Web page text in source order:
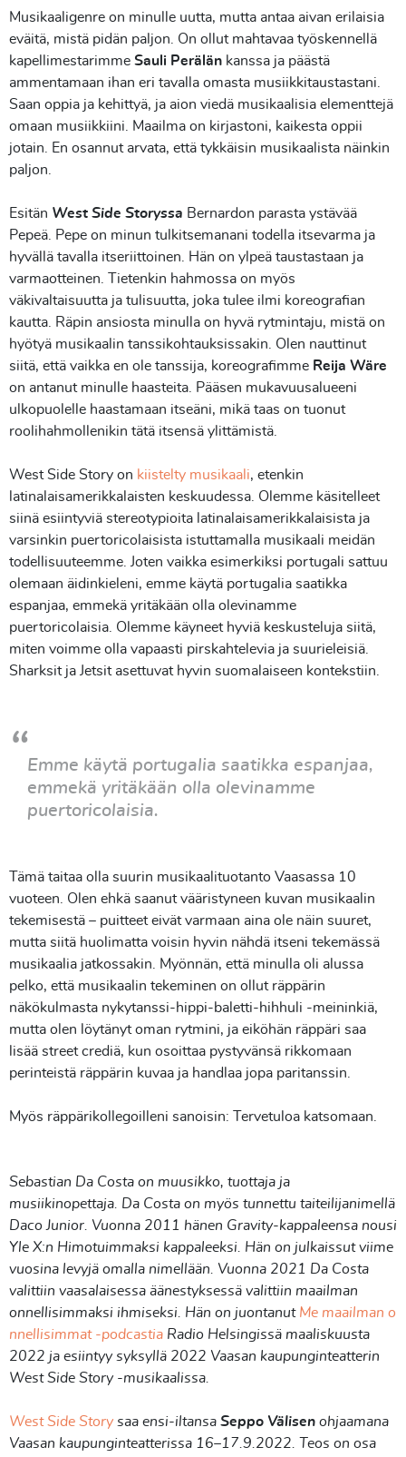
Musikaaligenre on minulle uutta, mutta antaa aivan erilaisia
eväitä, mistä pidän paljon. On ollut mahtavaa työskennellä
kapellimestarimme Sauli Perälän kanssa ja päästä
ammentamaan ihan eri tavalla omasta musiikkitaustastani.
Saan oppia ja kehittyä, ja aion viedä musikaalisia elementtejä
omaan musiikkiini. Maailma on kirjastoni, kaikesta oppii
jotain. En osannut arvata, että tykkäisin musikaalista näinkin
paljon.
Esitän West Side Storyssa Bernardon parasta ystävää
Pepeä. Pepe on minun tulkitsemanani todella itsevarma ja
hyvällä tavalla itseriittoinen. Hän on ylpeä taustastaan ja
varmaotteinen. Tietenkin hahmossa on myös
väkivaltaisuutta ja tulisuutta, joka tulee ilmi koreografian
kautta. Räpin ansiosta minulla on hyvä rytmintaju, mistä on
hyötyä musikaalin tanssikohtauksissakin. Olen nauttinut
siitä, että vaikka en ole tanssija, koreografimme Reija Wäre
on antanut minulle haasteita. Pääsen mukavuusalueeni
ulkopuolelle haastamaan itseäni, mikä taas on tuonut
roolihahmollenikin tätä itsensä ylittämistä.
West Side Story on kiistelty musikaali, etenkin
latinalaisamerikkalaisten keskuudessa. Olemme käsitelleet
siinä esiintyviä stereotypioita latinalaisamerikkalaisista ja
varsinkin puertoricolaisista istuttamalla musikaali meidän
todellisuuteemme. Joten vaikka esimerkiksi portugali sattuu
olemaan äidinkieleni, emme käytä portugalia saatikka
espanjaa, emmekä yritäkään olla olevinamme
puertoricolaisia. Olemme käyneet hyviä keskusteluja siitä,
miten voimme olla vapaasti pirskahtelevia ja suurieleisiä.
Sharksit ja Jetsit asettuvat hyvin suomalaiseen kontekstiin.
Emme käytä portugalia saatikka espanjaa,
emmekä yritäkään olla olevinamme
puertoricolaisia.
Tämä taitaa olla suurin musikaalituotanto Vaasassa 10
vuoteen. Olen ehkä saanut vääristyneen kuvan musikaalin
tekemisestä – puitteet eivät varmaan aina ole näin suuret,
mutta siitä huolimatta voisin hyvin nähdä itseni tekemässä
musikaalia jatkossakin. Myönnän, että minulla oli alussa
pelko, että musikaalin tekeminen on ollut räppärin
näkökulmasta nykytanssi-hippi-baletti-hihhuli -meininkiä,
mutta olen löytänyt oman rytmini, ja eiköhän räppäri saa
lisää street crediä, kun osoittaa pystyvänsä rikkomaan
perinteistä räppärin kuvaa ja handlaa jopa paritanssin.
Myös räppärikollegoilleni sanoisin: Tervetuloa katsomaan.
Sebastian Da Costa on muusikko, tuottaja ja
musiikinopettaja. Da Costa on myös tunnettu taiteilijanimellä
Daco Junior. Vuonna 2011 hänen Gravity-kappaleensa nousi
Yle X:n Himotuimmaksi kappaleeksi. Hän on julkaissut viime
vuosina levyjä omalla nimellään. Vuonna 2021 Da Costa
valittiin vaasalaisessa äänestyksessä valittiin maailman
onnellisimmaksi ihmiseksi. Hän on juontanut Me maailman o
nnellisimmat -podcastia Radio Helsingissä maaliskuusta
2022 ja esiintyy syksyllä 2022 Vaasan kaupunginteatterin
West Side Story -musikaalissa.
West Side Story saa ensi-iltansa Seppo Välisen ohjaamana
Vaasan kaupunginteatterissa 16–17.9.2022. Teos on osa